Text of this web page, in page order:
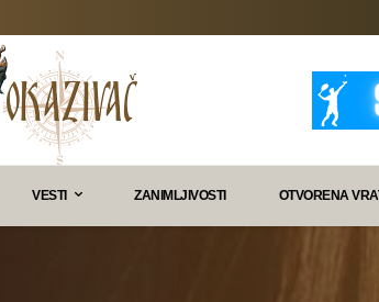
VESTI ZANIMLJIVOSTI OTVORENA